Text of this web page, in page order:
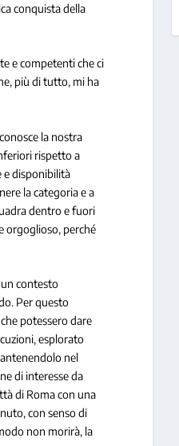
conquista della
e competenti che ci
più di tutto, mi ha
la nostra
rispetto a
e disponibilità
la categoria e a
dentro e fuori
orgoglioso, perché
contesto
Per questo
potessero dare
esplorato
nel
di interesse da
di Roma con una
con senso di
non morirà, la